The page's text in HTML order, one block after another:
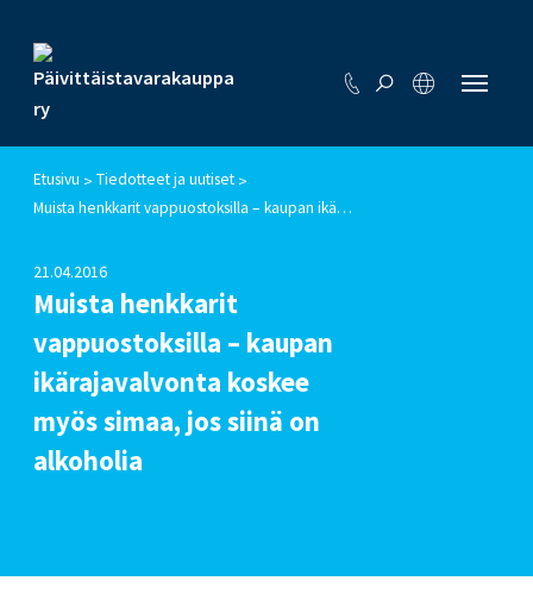
Etusivu > Tiedotteet ja uutiset >
Muista henkkarit vappuostoksilla – kaupan ikärajavalvonta koskee myös simaa, jos siinä on alkoholia
21.04.2016
Muista henkkarit
vappuostoksilla – kaupan
ikärajavalvonta koskee
myös simaa, jos siinä on
alkoholia